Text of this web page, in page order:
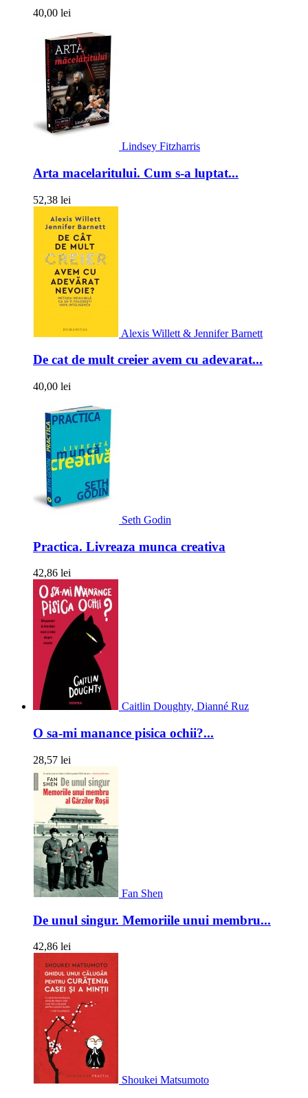
40,00 lei
Lindsey Fitzharris
Arta macelaritului. Cum s-a luptat...
52,38 lei
Alexis Willett & Jennifer Barnett
De cat de mult creier avem cu adevarat...
40,00 lei
Seth Godin
Practica. Livreaza munca creativa
42,86 lei
Caitlin Doughty, Dianné Ruz
O sa-mi manance pisica ochii?...
28,57 lei
Fan Shen
De unul singur. Memoriile unui membru...
42,86 lei
Shoukei Matsumoto